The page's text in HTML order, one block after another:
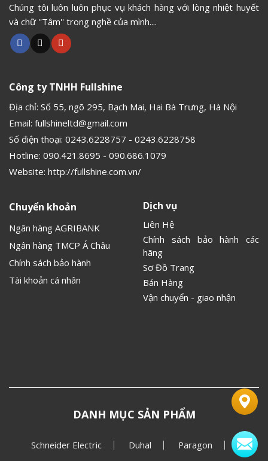
Chúng tôi luôn luôn phục vụ khách hàng với lòng nhiệt huyết
và chữ ''Tâm'' trong nghề của mình....
Công ty TNHH Fullshine
Địa chỉ: Số 55, ngõ 295, Bạch Mai, Hai Bà Trưng, Hà Nội
Email: fullshineltd@gmail.com
Số điện thoại: 0243.6228757 - 0243.6228758
Hotline: 090.421.8695 - 090.686.1079
Website: http://fullshine.com.vn/
Chuyển khoản
Ngân hàng AGRIBANK
Ngân hàng TMCP Á Châu
Chính sách bảo hành
Tài khoản cá nhân
Dịch vụ
Liên Hệ
Chính sách bảo hành các
hãng
Sơ Đồ Trang
Bán Hàng
Vận chuyển - giao nhận
DANH MỤC SẢN PHẨM
Schneider Electric Duhal Paragon